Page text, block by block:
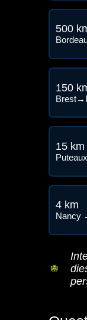
500
150
15 km
4 km
Nancy